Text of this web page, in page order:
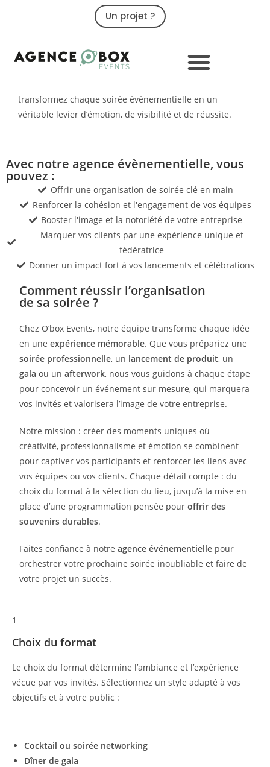
Un projet ?
Organisation de votre soirée
évènementielle
transformez chaque soirée événementielle en un
véritable levier d’émotion, de visibilité et de réussite.
Avec notre agence évènementielle, vous
pouvez :
Offrir une organisation de soirée clé en main
Renforcer la cohésion et l'engagement de vos équipes
Booster l'image et la notoriété de votre entreprise
Marquer vos clients par une expérience unique et
fédératrice
Donner un impact fort à vos lancements et célébrations
Comment réussir l’organisation
de sa soirée ?
Chez O’box Events, notre équipe transforme chaque idée
en uneexpérience mémorable. Que vous prépariez une
soirée professionnelle, un lancement de produit, un
gala ou unafterwork, nous vous guidons à chaque étape
pour concevoir un événement sur mesure, qui marquera
vos invités et valorisera l’image de votre entreprise.
Notre mission : créer des moments uniques où
créativité, professionnalisme et émotion se combinent
pour captiver vos participants et renforcer les liens avec
vos équipes ou vos clients. Chaque détail compte : du
choix du format à la sélection du lieu, jusqu’à la mise en
place d’une programmation pensée pouroffrir des
souvenirs durables.
Faites confiance à notreagence événementielle pour
orchestrer votre prochaine soirée inoubliable et faire de
votre projet un succès.
1
Choix du format
Le choix du format détermine l’ambiance et l’expérience
vécue par vos invités. Sélectionnez un style adapté à vos
objectifs et à votre public :
Cocktail ou soirée networking
Dîner de gala